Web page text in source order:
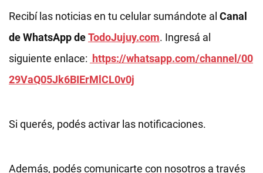
Recibí las noticias en tu celular sumándote al Canal
de WhatsApp deTodoJujuy.com. Ingresá al
siguiente enlace: https://whatsapp.com/channel/00
29VaQ05Jk6BIErMlCL0v0j
Si querés, podés activar las notificaciones.
Además, podés comunicarte con nosotros a través